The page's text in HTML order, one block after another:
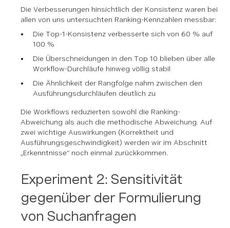
Die Verbesserungen hinsichtlich der Konsistenz waren bei
allen von uns untersuchten Ranking-Kennzahlen messbar:
Die Top-1-Konsistenz verbesserte sich von 60 % auf
100 %
Die Überschneidungen in den Top 10 blieben über alle
Workflow-Durchläufe hinweg völlig stabil
Die Ähnlichkeit der Rangfolge nahm zwischen den
Ausführungsdurchläufen deutlich zu
Die Workflows reduzierten sowohl die Ranking-
Abweichung als auch die methodische Abweichung. Auf
zwei wichtige Auswirkungen (Korrektheit und
Ausführungsgeschwindigkeit) werden wir im Abschnitt
„Erkenntnisse“ noch einmal zurückkommen.
Experiment 2: Sensitivität
gegenüber der Formulierung
von Suchanfragen